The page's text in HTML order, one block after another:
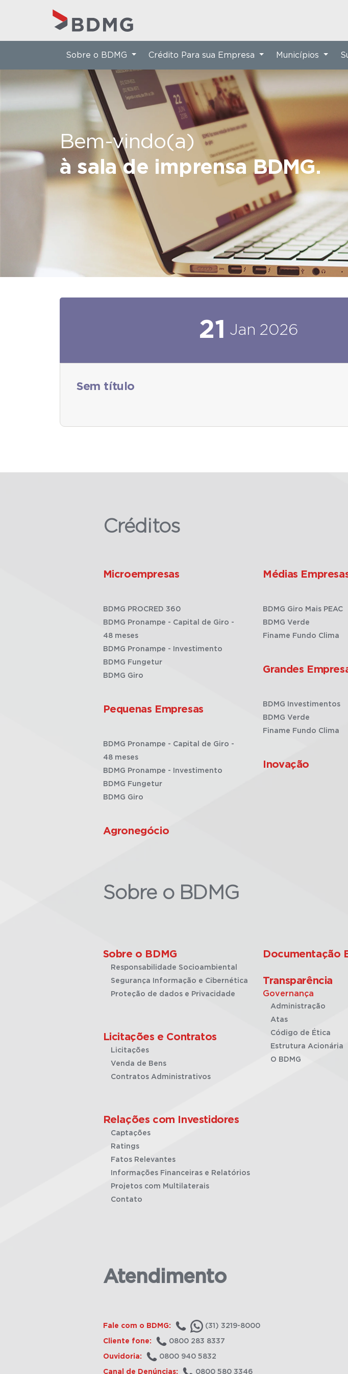
Bem-vindo(a)
à sala de imprensa BDMG.
Sobre o BDMG Crédito Para sua Empresa Municípios
21 Jan 2026
Sem título
Créditos
Microempresas
BDMG PROCRED 360
BDMG Pronampe - Capital de Giro -
48 meses
BDMG Pronampe - Investimento
BDMG Fungetur
BDMG Giro
Pequenas Empresas
BDMG Pronampe - Capital de Giro -
48 meses
BDMG Pronampe - Investimento
BDMG Fungetur
BDMG Giro
Agronegócio
Médias
BDMG Giro Mais PEAC
BDMG Verde
Finame Fundo Clima
Grandes
BDMG Investimentos
BDMG Verde
Finame Fundo Clima
Inovação
Sobre o BDMG
Sobre o BDMG
Responsabilidade Socioambiental
Segurança Informação e Cibernética
Proteção de dados e Privacidade
Licitações e Contratos
Licitações
Venda de Bens
Contratos Administrativos
Relações com Investidores
Captações
Ratings
Fatos Relevantes
Informações Financeiras e Relatórios
Projetos com Multilaterais
Contato
Documentação
Transparência
Governança
Administração
Atas
Código de Ética
Estrutura Acionária
O BDMG
Atendimento
Fale com o BDMG: (31) 3219-8000
Cliente fone: 0800 283 8337
Ouvidoria: 0800 940 5832
Canal de Denúncias: 0800 580 3346